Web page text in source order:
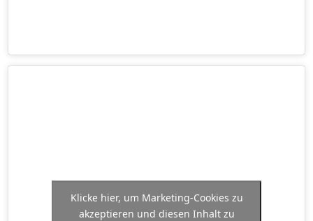
Klicke hier, um Marketing-Cookies zu
akzeptieren und diesen Inhalt zu